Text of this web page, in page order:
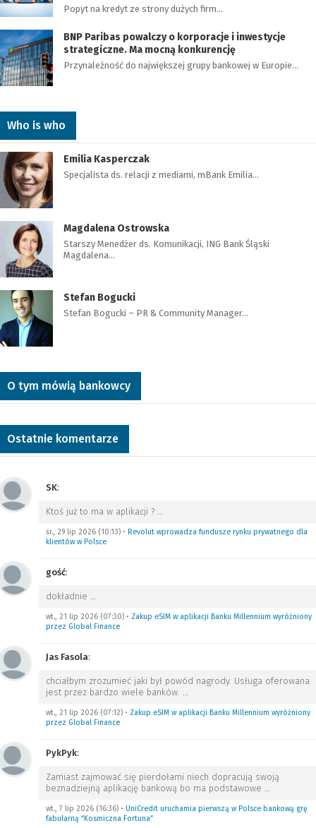
Popyt na kredyt ze strony dużych firm…
BNP Paribas powalczy o korporacje i inwestycje
strategiczne. Ma mocną konkurencję
Przynależność do największej grupy bankowej w Europie…
Who is who
Emilia Kasperczak
Specjalista ds. relacji z mediami, mBank Emilia…
Magdalena Ostrowska
Starszy Menedżer ds. Komunikacji, ING Bank Śląski
Magdalena…
Stefan Bogucki
Stefan Bogucki – PR & Community Manager…
O tym mówią bankowcy
Ostatnie komentarze
SK:
Ktoś już to ma w aplikacji ? …
śr., 29 lip 2026 (10:13) • Revolut wprowadza fundusze rynku prywatnego dla
klientów w Polsce
gość:
dokładnie …
wt., 21 lip 2026 (07:30) • Zakup eSIM w aplikacji Banku Millennium wyróżniony
przez Global Finance
Jas Fasola:
chciałbym zrozumieć jaki był powód nagrody. Usługa oferowana
jest przez bardzo wiele banków. …
wt., 21 lip 2026 (07:12) • Zakup eSIM w aplikacji Banku Millennium wyróżniony
przez Global Finance
PykPyk:
Zamiast zajmować się pierdołami niech dopracują swoją
beznadziejną aplikację bankową bo ma podstawowe …
wt., 7 lip 2026 (16:36) • UniCredit uruchamia pierwszą w Polsce bankową grę
fabularną “Kosmiczna Fortuna”